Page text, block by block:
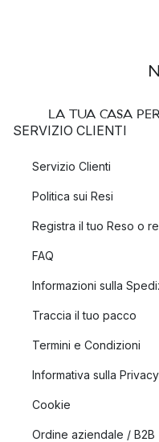
LA TUA CASA
SERVIZIO CLIENTI
Servizio Clienti
Politica sui Resi
Registra il tuo Reso o
FAQ
Informazioni sulla
Traccia il tuo pacco
Termini e Condizioni
Informativa sulla Privacy
Cookie
Ordine aziendale / B2B